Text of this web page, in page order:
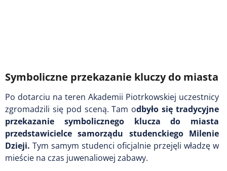
Symboliczne przekazanie kluczy do miasta
Po dotarciu na teren Akademii Piotrkowskiej uczestnicy
zgromadzili się pod sceną. Tam odbyło się tradycyjne
przekazanie symbolicznego klucza do miasta
przedstawicielce samorządu studenckiego Milenie
Dzieji. Tym samym studenci oficjalnie przejęli władzę w
mieście na czas juwenaliowej zabawy.